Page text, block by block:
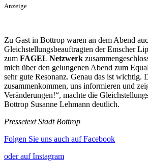
Anzeige
Zu Gast in Bottrop waren an dem Abend
Gleichstellungsbeauftragten der Emscher
zum FAGEL Netzwerk
mich über den gelungenen Abend zum
sehr gute Resonanz. Genau das ist wichtig.
zusammenkommen, uns informieren und
Veränderungen!“, machte die
Bottrop Susanne Lehmann deutlich.
Pressetext Stadt Bottrop
Folgen Sie uns auch auf Facebook
oder auf Instagram